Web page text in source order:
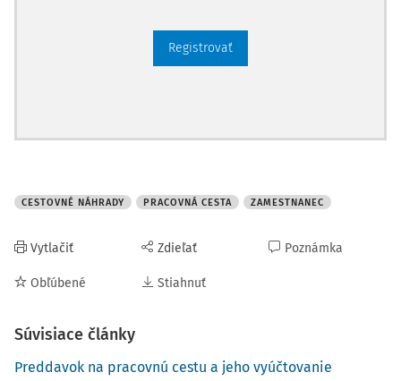
Registrovať
CESTOVNÉ NÁHRADY PRACOVNÁ CESTA ZAMESTNANEC
Vytlačiť
Obľúbené
Zdieľať
Stiahnuť
Poznámka
Súvisiace články
Preddavok na pracovnú cestu a jeho vyúčtovanie